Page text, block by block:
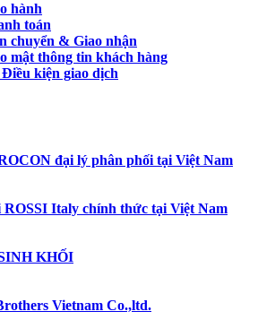
hành
toán
chuyển & Giao nhận
mật thông tin khách hàng
kiện giao dịch
đại lý phân phối tại Việt Nam
Italy chính thức tại Việt Nam
KHỐI
Vietnam Co.,ltd.